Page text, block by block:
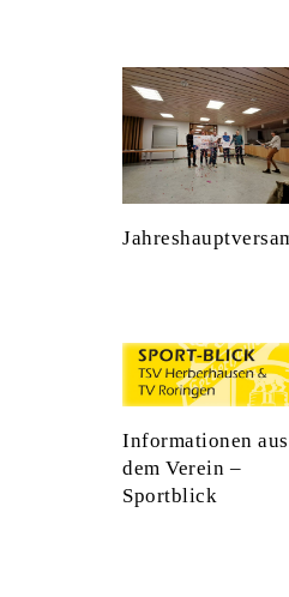
Informationen aus
dem Verein –
Sportblick